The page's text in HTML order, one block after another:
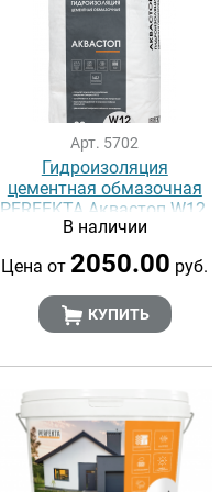
Арт. 5702
Гидроизоляция
цементная обмазочная
PERFEKTA Аквастоп W12,
20 кг
В наличии
Цена от 2050.00 руб.
КУПИТЬ